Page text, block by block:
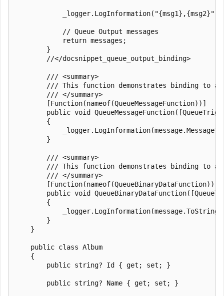
_logger.LogInformation("{msg1},{msg2}",
            // Queue Output messages
            return messages;
        }
        //</docsnippet_queue_output_binding>
        /// <summary>
/// This function demonstrates binding to a
        /// </summary>
        [Function(nameof(QueueMessageFunction))]
public void
        {
        }
        /// <summary>
/// This function demonstrates binding to a
        /// </summary>
        [Function(nameof(QueueBinaryDataFunction))]
public void
        {
        }
    }
    public class Album
    {
        public string? Id { get; set; }
        public string? Name { get; set; }